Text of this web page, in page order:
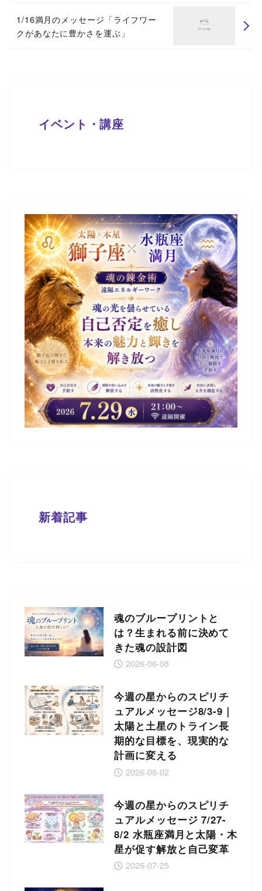
1/16満月のメッセージ「ライフワー
クがあなたに豊かさを運ぶ」
イベント・講座
新着記事
魂のブループリントと
は？生まれる前に決めて
きた魂の設計図
2026-06-08
今週の星からのスピリチ
ュアルメッセージ8/3-9｜
太陽と土星のトライン長
期的な目標を、現実的な
計画に変える
2026-08-02
今週の星からのスピリチ
ュアルメッセージ 7/27-
8/2 水瓶座満月と太陽・木
星が促す解放と自己変革
2026-07-25